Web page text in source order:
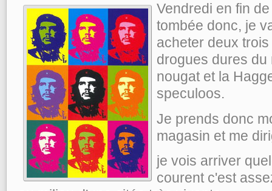
Vendredi en fin
tombée donc, je
acheter deux
drogues dures du
nougat et la
speculoos.
Je prends donc
magasin et me
je vois arriver
courent c'est